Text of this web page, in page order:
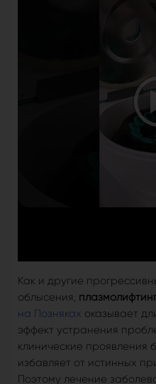
Как и другие
облысения,
на Позняках оказывает
эффект устранения
клинические проявления
избавляет от истинных
Поэтому лечение